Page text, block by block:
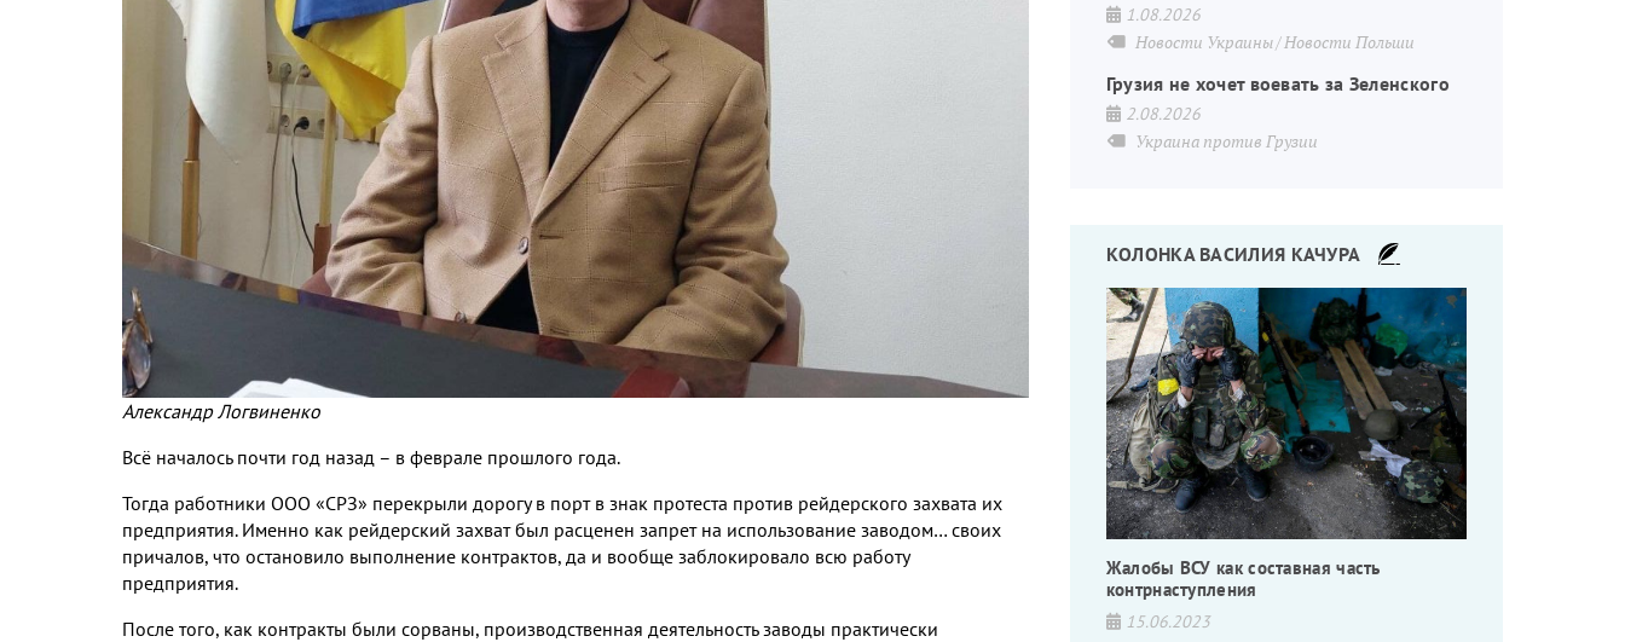
Александр Логвиненко
Всё началось почти год назад – в феврале прошлого года.
Тогда работники ООО «СРЗ» перекрыли дорогу в порт в знак протеста против рейдерского захвата их
предприятия. Именно как рейдерский захват был расценен запрет на использование заводом… своих
причалов, что остановило выполнение контрактов, да и вообще заблокировало всю работу
предприятия.
После того, как контракты были сорваны, производственная деятельность заводы практически
1.08.2026
Новости Украины Новости Польши
Грузия не хочет воевать за Зеленского
2.08.2026
Украина против Грузии
КОЛОНКА ВАСИЛИЯ КАЧУРА
Жалобы ВСУ как составная часть
контрнаступления
15.06.2023